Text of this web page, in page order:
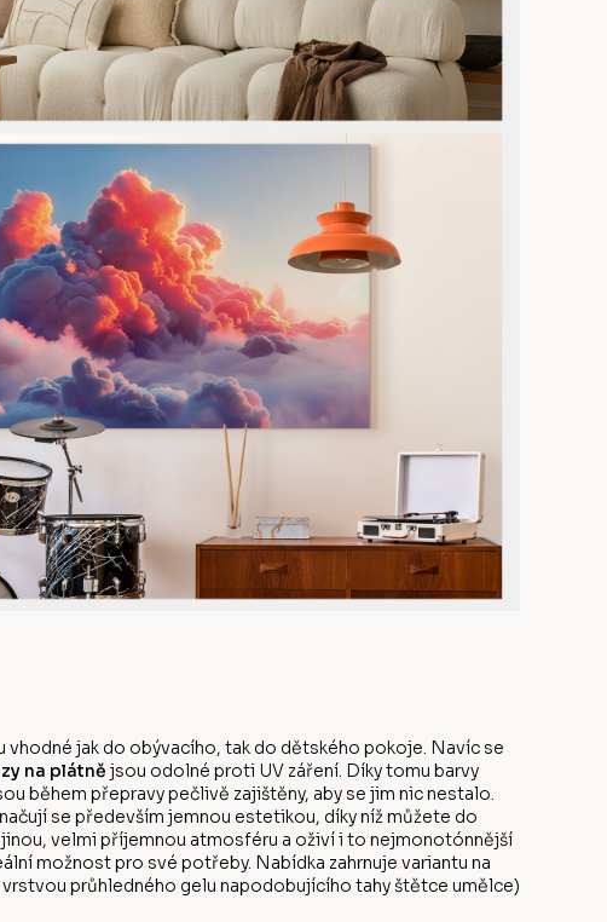
jak do obývacího, tak do dětského pokoje. Navíc se
na plátně jsou odolné proti UV záření. Díky tomu barvy
během přepravy pečlivě zajištěny, aby se jim nic nestalo.
se především jemnou estetikou, díky níž můžete do
velmi příjemnou atmosféru a oživí i to nejmonotónnější
možnost pro své potřeby. Nabídka zahrnuje variantu na
průhledného gelu napodobujícího tahy štětce umělce)